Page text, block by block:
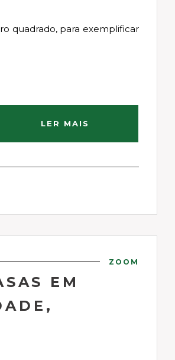
quadrado, para exemplificar
LER MAIS
ZOOM
EM